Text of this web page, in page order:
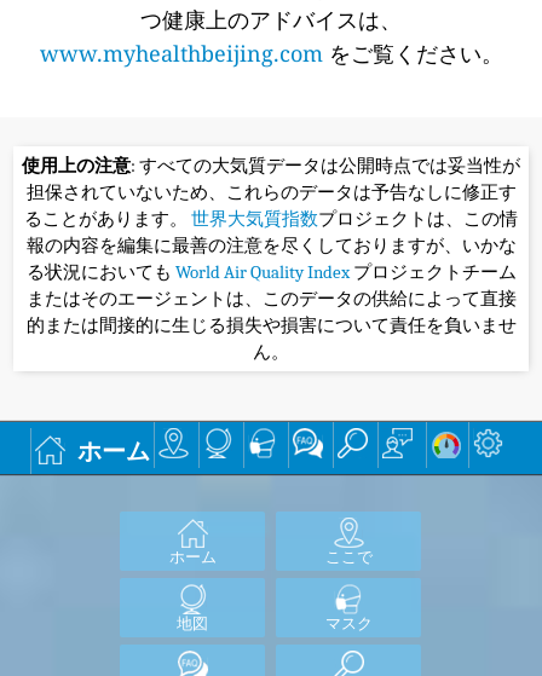
つ健康上のアドバイスは、
www.myhealthbeijing.com をご覧ください。
使用上の注意: すべての大気質データは公開時点では妥当性が
担保されていないため、これらのデータは予告なしに修正す
ることがあります。 世界大気質指数プロジェクトは、この情
報の内容を編集に最善の注意を尽くしておりますが、いかな
る状況においても World Air Quality Indexプロジェクトチーム
またはそのエージェントは、このデータの供給によって直接
的または間接的に生じる損失や損害について責任を負いませ
ん。
ホーム
ホーム ここで
地図 マスク